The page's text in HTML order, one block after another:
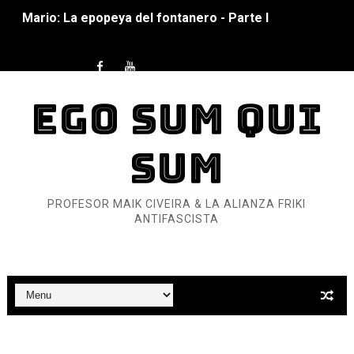
Mario: La epopeya del fontanero - Parte I
Pokémon: La película existencialista
Así se ve el fascismo en 2026... Y así se ve la
Un año para sobrevivir al mundo: Dos mil tíjiri cinco
Dioses y Monstruos: Guillermo (UNO)
EGO SUM QUI
SUM
PROFESOR MAIK CIVEIRA & LA ALIANZA FRIKI
ANTIFASCISTA